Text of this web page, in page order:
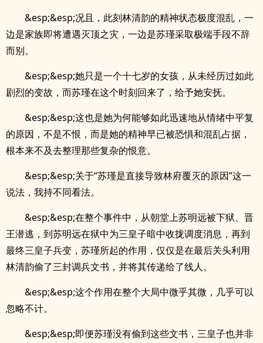
&esp;&esp;况且，此刻林清韵的精神状态极度混乱，一
边是家族即将遭遇灭顶之灾，一边是苏瑾采取极端手段不辞
而别。
&esp;&esp;她只是一个十七岁的女孩，从未经历过如此
剧烈的变故，而苏瑾在这个时刻回来了，给予她安抚。
&esp;&esp;这也是她为何能够如此迅速地从情绪中平复
的原因，不是不恨，而是她的精神早已被恐惧和混乱占据，
根本来不及去整理那些复杂的恨意。
&esp;&esp;关于“苏瑾是直接导致林府覆灭的原因”这一
说法，我持不同看法。
&esp;&esp;在整个事件中，从朝堂上苏明远被下狱、晋
王潜逃，到苏明远在狱中为三皇子暗中收拢调度消息，再到
最终三皇子兵变，苏瑾所起的作用，仅仅是在最后关头利用
林清韵偷了三封调兵文书，并将其传递给了线人。
&esp;&esp;这个作用在整个大局中微乎其微，几乎可以
忽略不计。
&esp;&esp;即便苏瑾没有偷到这些文书，三皇子也并非